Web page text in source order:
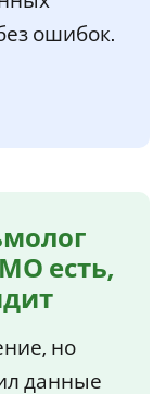
ошибок.
есть,
но
данные